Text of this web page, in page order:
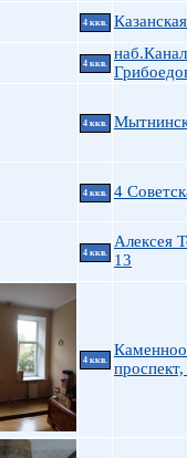
4 ккв.
4 ккв.
4 ккв.
4 ккв. 4
4 ккв.
Алексея
13
4 ккв.